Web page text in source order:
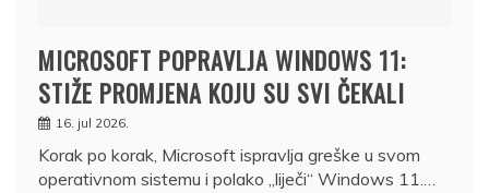
MICROSOFT POPRAVLJA WINDOWS 11:
STIŽE PROMJENA KOJU SU SVI ČEKALI
16. jul 2026.
Korak po korak, Microsoft ispravlja greške u svom
operativnom sistemu i polako „liječi“ Windows 11.…